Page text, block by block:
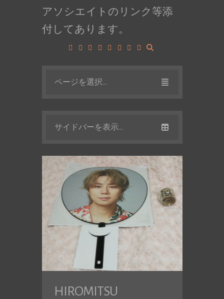
アソシエイトのリンク等添
付してあります。
ページを選択...
サイドバーを表示...
HIROMITSU